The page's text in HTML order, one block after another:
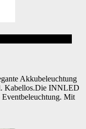
Akkubeleuchtung
Kabellos.Die INNLED
Mit